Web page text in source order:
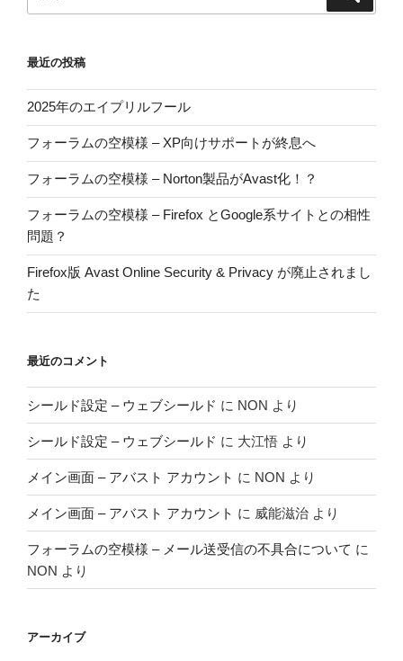
性
題
つ
い
て
の
2”
の
索:
最近の投稿
2025年のエイプリルフール
フォーラムの空模様 – XP向けサポートが終息へ
フォーラムの空模様 – Norton製品がAvast化！？
フォーラムの空模様 – Firefox とGoogle系サイトとの相性
問題？
Firefox版 Avast Online Security & Privacy が廃止されまし
た
最近のコメント
シールド設定 – ウェブシールド に NON より
シールド設定 – ウェブシールド に 大江悟 より
メイン画面 – アバスト アカウント に NON より
メイン画面 – アバスト アカウント に 威能滋治 より
フォーラムの空模様 – メール送受信の不具合について に
NON より
アーカイブ